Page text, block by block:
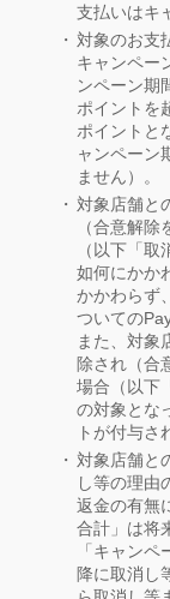
支払いはキ
対象のお支
キャンペー
ンペーン期
ポイントを
ポイントと
ャンペーン
ません）。
対象店舗と
（合意解
（以下「
如何にかか
かかわらず
ついての
また、対象
除され（合
場合（以下
の対象とな
トが付与さ
対象店舗と
し等の理由
返金の有無
合計」は将
「キャン
降に取消し